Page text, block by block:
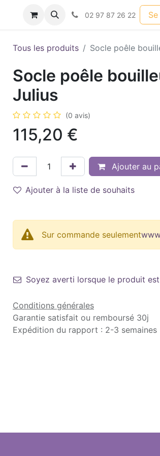
02 97 87 26 22
Tous les produits Socle poêle
Socle poêle
Julius
(0 avis)
115,20 €
Ajouter au
Ajouter à la liste de souhaits
Sur commande seulement
Soyez averti lorsque le produit
Conditions générales
Garantie satisfait ou remboursé 30j
Expédition du rapport : 2-3 semaines